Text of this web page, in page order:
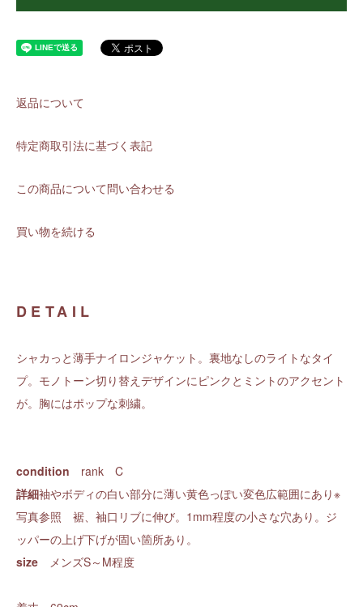
返品について
特定商取引法に基づく表記
この商品について問い合わせる
買い物を続ける
DETAIL
シャカっと薄手ナイロンジャケット。裏地なしのライトなタイ
プ。モノトーン切り替えデザインにピンクとミントのアクセント
が。胸にはポップな刺繍。
condition rank C
詳細袖やボディの白い部分に薄い黄色っぽい変色広範囲にあり※
写真参照 裾、袖口リブに伸び。1mm程度の小さな穴あり。ジ
ッパーの上げ下げが固い箇所あり。
size メンズS～M程度